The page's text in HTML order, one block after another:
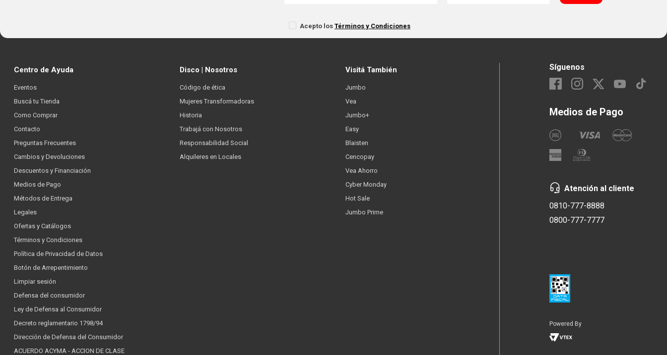
Acepto losTérminos y Condiciones
Centro de Ayuda
Eventos
Buscá tu Tienda
Como Comprar
Contacto
Preguntas Frecuentes
Cambios y Devoluciones
Descuentos y Financiación
Medios de Pago
Métodos de Entrega
Legales
Ofertas y Catálogos
Términos y Condiciones
Política de Privacidad de Datos
Botón de Arrepentimiento
Limpiar sesión
Defensa del consumidor
Ley de Defensa al Consumidor
Decreto reglamentario 1798/94
Dirección de Defensa del Consumidor
ACUERDO ACYMA - ACCION DE CLASE
Disco | Nosotros
Código de ética
Mujeres Transformadoras
Historia
Trabajá con Nosotros
Responsabilidad Social
Alquileres en Locales
Visitá También
Jumbo
Vea
Jumbo+
Easy
Blaisten
Cencopay
Vea Ahorro
Cyber Monday
Hot Sale
Jumbo Prime
Síguenos
Medios de Pago
Atención al cliente
0810-777-8888
0800-777-7777
Powered By